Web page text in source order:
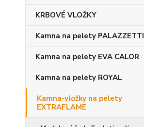
KRBOVÉ VLOŽKY
Kamna na pelety PALAZZETTI
Kamna na pelety EVA CALOR
Kamna na pelety ROYAL
Kamna-vložky na pelety
EXTRAFLAME